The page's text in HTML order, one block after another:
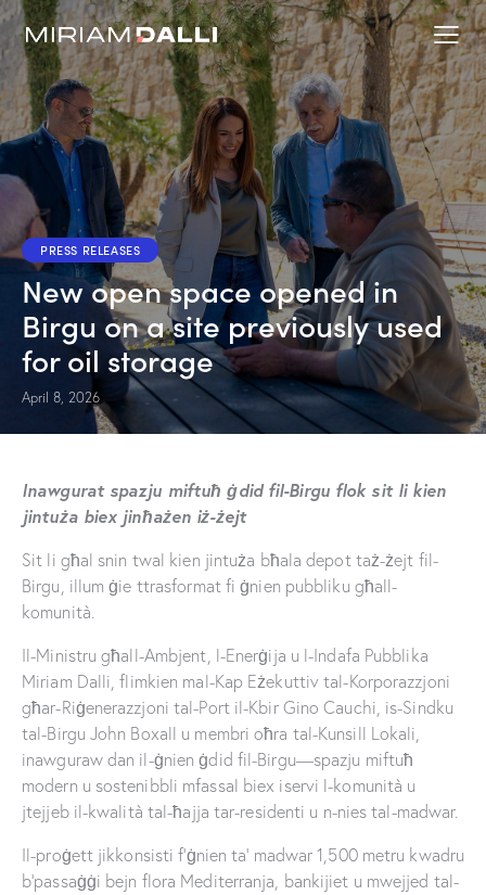
PRESS RELEASES
New open space opened in
Birgu on a site previously used
for oil storage
April 8, 2026
Inawgurat spazju miftuħ ġdid fil-Birgu flok sit li kien
jintuża biex jinħażen iż-żejt
Sit li għal snin twal kien jintuża bħala depot taż-żejt fil-
Birgu, illum ġie ttrasformat fi ġnien pubbliku għall-
komunità.
Il-Ministru għall-Ambjent, l-Enerġija u l-Indafa Pubblika
Miriam Dalli, flimkien mal-Kap Eżekuttiv tal-Korporazzjoni
għar-Riġenerazzjoni tal-Port il-Kbir Gino Cauchi, is-Sindku
tal-Birgu John Boxall u membri oħra tal-Kunsill Lokali,
inawguraw dan il-ġnien ġdid fil-Birgu—spazju miftuħ
modern u sostenibbli mfassal biex iservi l-komunità u
jtejjeb il-kwalità tal-ħajja tar-residenti u n-nies tal-madwar.
Il-proġett jikkonsisti f’ġnien ta’ madwar 1,500 metru kwadru
b’passaġġi bejn flora Mediterranja, bankijiet u mwejjed tal-